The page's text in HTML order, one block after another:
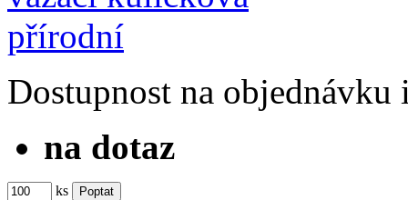
Dostupnost na objednávku
na dotaz
ks